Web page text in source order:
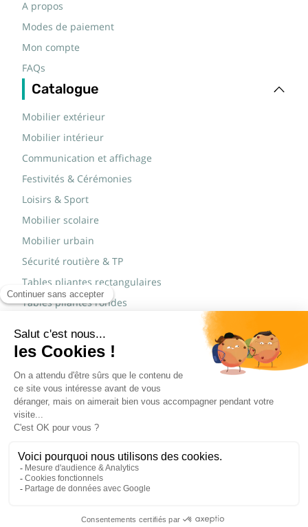
A propos
Modes de paiement
Mon compte
FAQs
Catalogue
Mobilier extérieur
Mobilier intérieur
Communication et affichage
Festivités & Cérémonies
Loisirs & Sport
Mobilier scolaire
Mobilier urbain
Sécurité routière & TP
Tables pliantes rectangulaires
Tables pliantes rondes
Marques
JAD Groupe
Procity®
© Copyright 2015 - 2026,